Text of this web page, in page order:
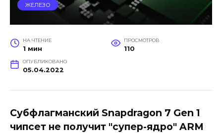
ЖЕЛЕЗО
НА ЧТЕНИЕ
1 мин
ПРОСМОТРОВ
110
ОПУБЛИКОВАНО
05.04.2022
Субфлагманский Snapdragon 7 Gen 1
чипсет не получит "супер-ядро" ARM